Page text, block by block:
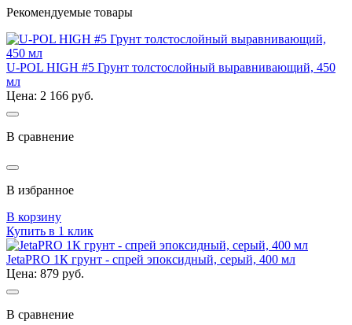
Рекомендуемые товары
U-POL HIGH #5 Грунт толстослойный выравнивающий, 450
мл
Цена: 2 166 руб.
В сравнение
В избранное
В корзину
Купить в 1 клик
JetaPRO 1К грунт - спрей эпоксидный, серый, 400 мл
Цена: 879 руб.
В сравнение